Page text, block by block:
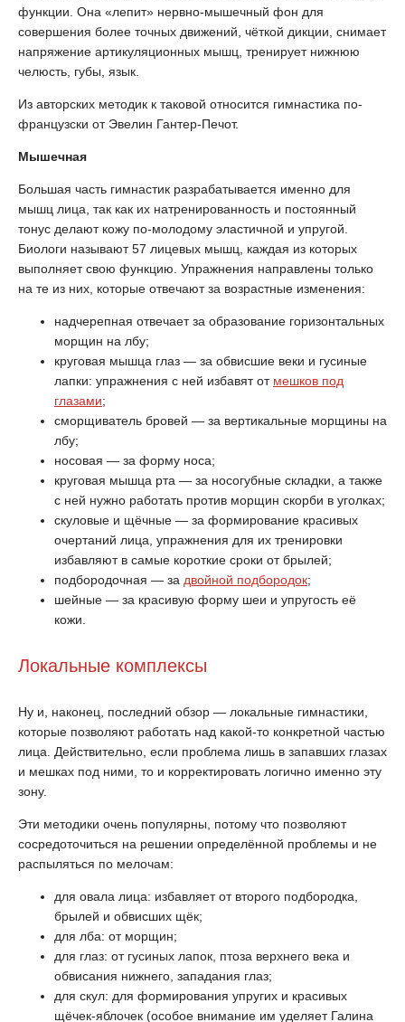
функции. Она «лепит» нервно-мышечный фон для
совершения более точных движений, чёткой дикции, снимает
напряжение артикуляционных мышц, тренирует нижнюю
челюсть, губы, язык.
Из авторских методик к таковой относится гимнастика по-
французски от Эвелин Гантер-Печот.
Мышечная
Большая часть гимнастик разрабатывается именно для
мышц лица, так как их натренированность и постоянный
тонус делают кожу по-молодому эластичной и упругой.
Биологи называют 57 лицевых мышц, каждая из которых
выполняет свою функцию. Упражнения направлены только
на те из них, которые отвечают за возрастные изменения:
надчерепная отвечает за образование горизонтальных
морщин на лбу;
круговая мышца глаз — за обвисшие веки и гусиные
лапки: упражнения с ней избавят от мешков под
глазами;
сморщиватель бровей — за вертикальные морщины на
лбу;
носовая — за форму носа;
круговая мышца рта — за носогубные складки, а также
с ней нужно работать против морщин скорби в уголках;
скуловые и щёчные — за формирование красивых
очертаний лица, упражнения для их тренировки
избавляют в самые короткие сроки от брылей;
подбородочная — за двойной подбородок;
шейные — за красивую форму шеи и упругость её
кожи.
Локальные комплексы
Ну и, наконец, последний обзор — локальные гимнастики,
которые позволяют работать над какой-то конкретной частью
лица. Действительно, если проблема лишь в запавших глазах
и мешках под ними, то и корректировать логично именно эту
зону.
Эти методики очень популярны, потому что позволяют
сосредоточиться на решении определённой проблемы и не
распыляться по мелочам:
для овала лица: избавляет от второго подбородка,
брылей и обвисших щёк;
для лба: от морщин;
для глаз: от гусиных лапок, птоза верхнего века и
обвисания нижнего, западания глаз;
для скул: для формирования упругих и красивых
щёчек-яблочек (особое внимание им уделяет Галина